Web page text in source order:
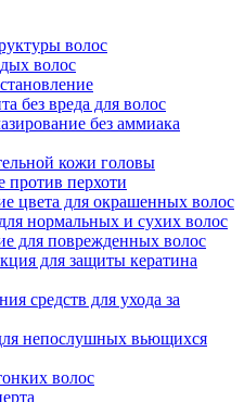
волос
волос
без вреда для волос
без аммиака
кожи головы
против перхоти
цвета для окрашенных волос
нормальных и сухих волос
для поврежденных волос
для защиты кератина
средств для ухода за
непослушных вьющихся
волос